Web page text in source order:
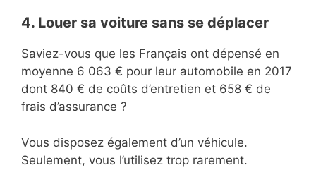
4. Louer sa voiture sans se déplacer
Saviez-vous que les Français ont dépensé en
moyenne 6 063 € pour leur automobile en 2017
dont 840 € de coûts d’entretien et 658 € de
frais d’assurance ?
Vous disposez également d’un véhicule.
Seulement, vous l’utilisez trop rarement.